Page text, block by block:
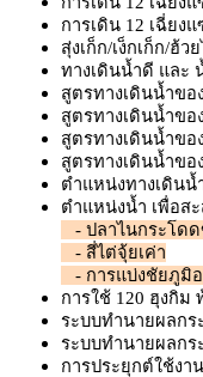
การเดิน 12 เฉี่ยง
สุ่งเก็ก/เง็กเก็ก/ฮ้ว
ทางเดินน้ำดี และ
สูตรทางเดินน้ำขอ
สูตรทางเดินน้ำขอ
สูตรทางเดินน้ำข
สูตรทางเดินน้ำขอ
ตำแหน่งทางเดินน้
ตำแหน่งน้ำ เพื่อส
- ปลาไนกระโด
- สี่ไต่จุ้ยเค่า
- การแบ่งชัยภูมิ
การใช้ 120 ฮุงกิม
ระบบทำนายผลกร
ระบบทำนายผลกร
การประยุกต์ใช้งา